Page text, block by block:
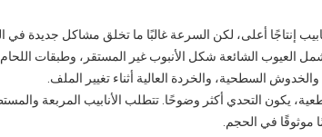
إنتاجًا أعلى، لكن السرعة غالبًا ما تخلق مشاكل جديدة في
العيوب الشائعة شكل الأنبوب غير المستقر، وطبقات
والخدوش السطحية، والخردة العالية أثناء تغيير الملف.
يكون التحدي أكثر وضوحًا. تتطلب الأنابيب المربعة
موثوقًا في الحجم.